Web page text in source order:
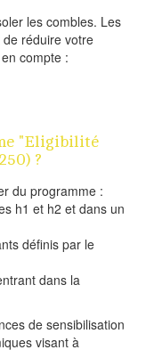
les combles. Les
réduire votre
compte :
"Eligibilité
?
du programme :
h1 et h2 et dans un
définis par le
dans la
de sensibilisation
visant à